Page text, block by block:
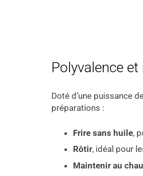
Polyvalence
Doté d’une puissance
préparations :
Frire sans huile,
Rôtir, idéal pour
Maintenir au